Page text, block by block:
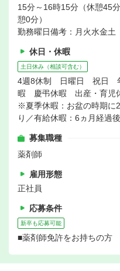
15分～16時15分（休憩45
憩0分）
勤務曜日備考：月火水金土
休日・休暇
土日休み（相談可含む）
4週8休制 日曜日 祝日
暇 慶弔休暇 出産・育児
※夏季休暇：お盆の時期に
り／有給休暇：6ヵ月経過
募集職種
薬剤師
雇用形態
正社員
応募条件
新卒も応募可能
■薬剤師免許をお持ちの方